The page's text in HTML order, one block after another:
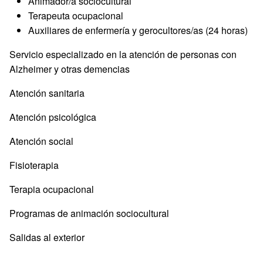
Terapeuta ocupacional
Auxiliares de enfermería y gerocultores/as (24 horas)
Servicio especializado en la atención de personas con
Alzheimer y otras demencias
Atención sanitaria
Atención psicológica
Atención social
Fisioterapia
Terapia ocupacional
Programas de animación sociocultural
Salidas al exterior